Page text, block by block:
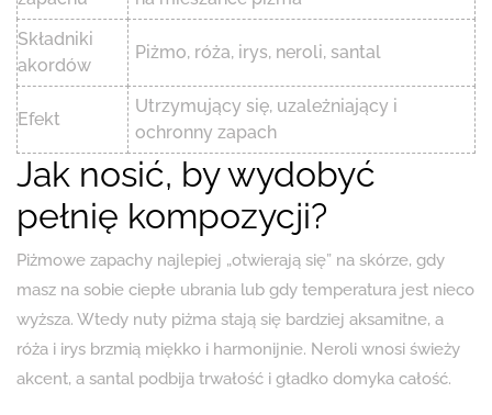
Składniki
akordów
Piżmo, róża, irys, neroli, santal
Efekt
Utrzymujący się, uzależniający i
ochronny zapach
Jak nosić, by wydobyć
pełnię kompozycji?
Piżmowe zapachy najlepiej „otwierają się” na skórze, gdy
masz na sobie ciepłe ubrania lub gdy temperatura jest nieco
wyższa. Wtedy nuty piżma stają się bardziej aksamitne, a
róża i irys brzmią miękko i harmonijnie. Neroli wnosi świeży
akcent, a santal podbija trwałość i gładko domyka całość.